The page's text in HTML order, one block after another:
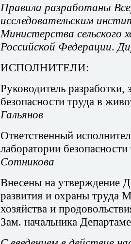
Правила разработаны
исследовательским
Министерства сельского
Российской Федерации.
ИСПОЛНИТЕЛИ:
Руководитель разработки,
безопасности труда в
Гальянов
Ответственный
лаборатории
Сотникова
Внесены на утверждение
развития и охраны труда
хозяйства и
Зам. начальника